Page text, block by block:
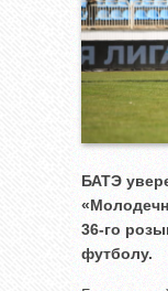
БАТЭ
36-го
футболу.